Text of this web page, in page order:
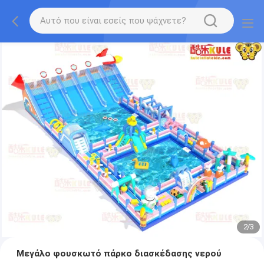
2/3
Μεγάλο φουσκωτό πάρκο διασκέδασης νερού